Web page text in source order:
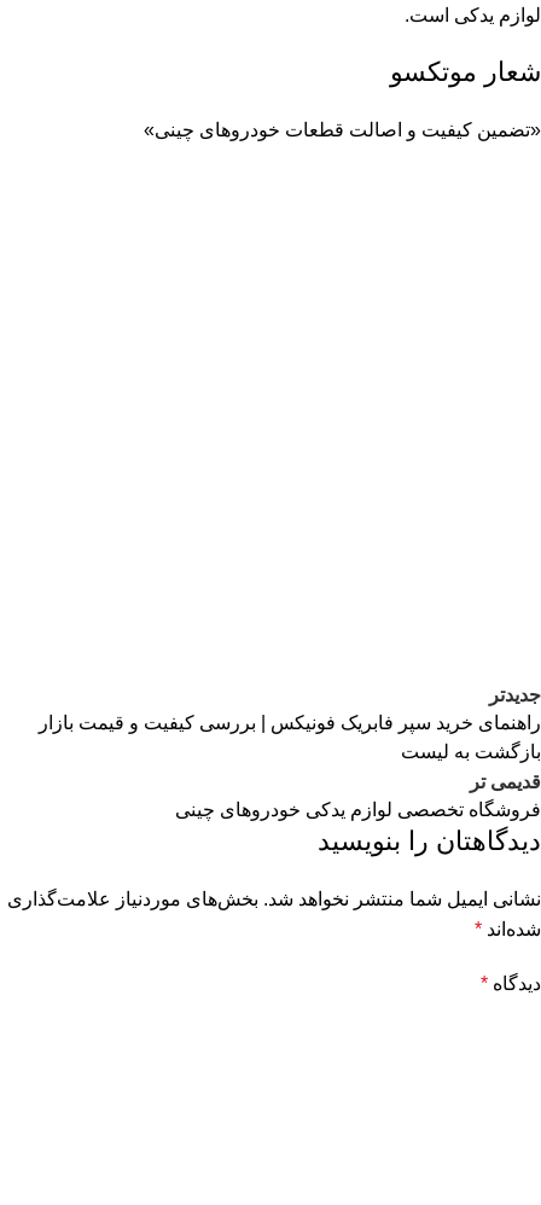
لوازم یدکی است.
شعار موتکسو
«تضمین کیفیت و اصالت قطعات خودروهای چینی»
جدیدتر
راهنمای خرید سپر فابریک فونیکس | بررسی کیفیت و قیمت بازار
بازگشت به لیست
قدیمی تر
فروشگاه تخصصی لوازم یدکی خودروهای چینی
دیدگاهتان را بنویسید
نشانی ایمیل شما منتشر نخواهد شد. بخش‌های موردنیاز علامت‌گذاری
شده‌اند *
دیدگاه *